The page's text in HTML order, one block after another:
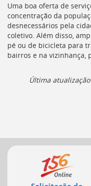
para
a
página
de
legislação
[]
para
Ir
para
conteúdo
Uma boa oferta de
concentração da
desnecessários pela
coletivo. Além disso,
pé ou de bicicleta para
bairros e na vizinhança,
Última
Mais
serviços